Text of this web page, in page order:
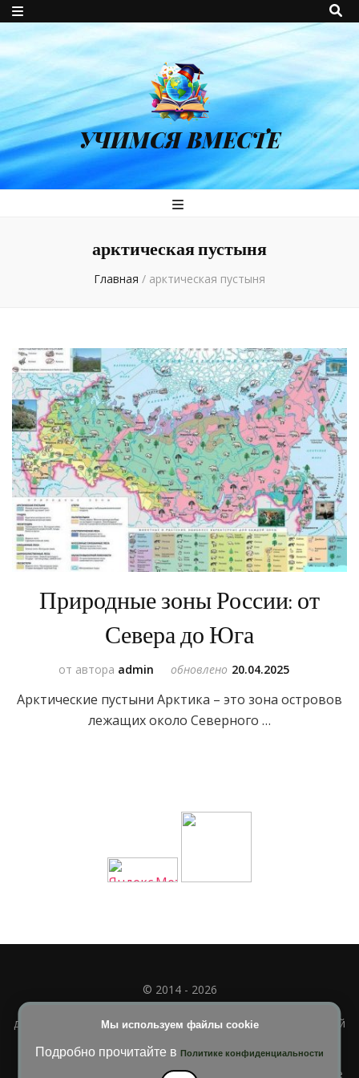
УЧИМСЯ ВМЕСТЕ
арктическая пустыня
Главная / арктическая пустыня
Природные зоны России: от
Севера до Юга
от автора admin обновлено 20.04.2025
Арктические пустыни Арктика – это зона островов
лежащих около Северного …
Мы используем файлы cookie
Подробно прочитайте в Политике конфиденциальности
© 2014 - 2026
Полное или частичное использование материала
допускается только при наличии активной и индексируемой
Blossom Diva | РазработанаТемы Blossom . На платформе